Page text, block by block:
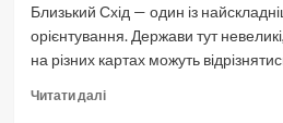
рецепт
яблуками
Близький Схід — один із
орієнтування. Держави тут
на різних картах можуть
Читати даліДокладніше